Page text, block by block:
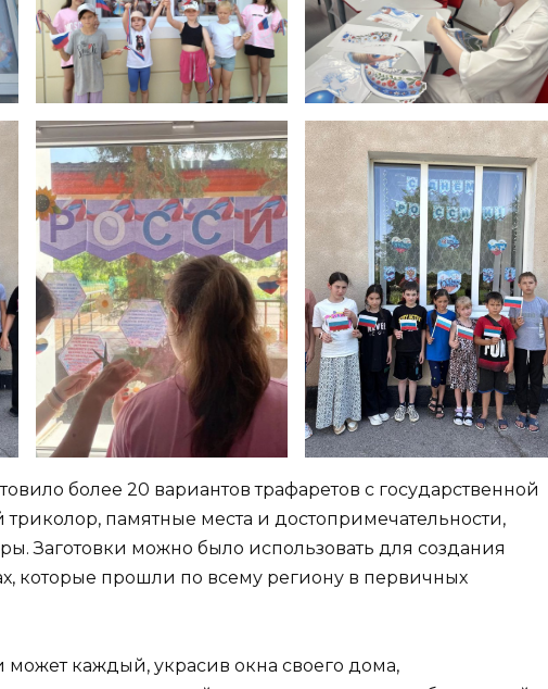
более 20 вариантов трафаретов с государственной
памятные места и достопримечательности,
Заготовки можно было использовать для создания
которые прошли по всему региону в первичных
каждый, украсив окна своего дома,